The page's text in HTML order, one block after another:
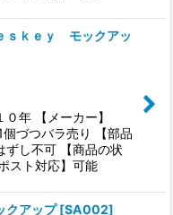
ｋｅｙ モックアッ
年 【メーカー】
づつバラ売り 【部品
し不可 【商品の状
スト対応】可能
アップ [SA002]